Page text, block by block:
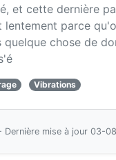
et cette dernière
lentement parce
quelque chose de
Vibrations
mise à jour 03-